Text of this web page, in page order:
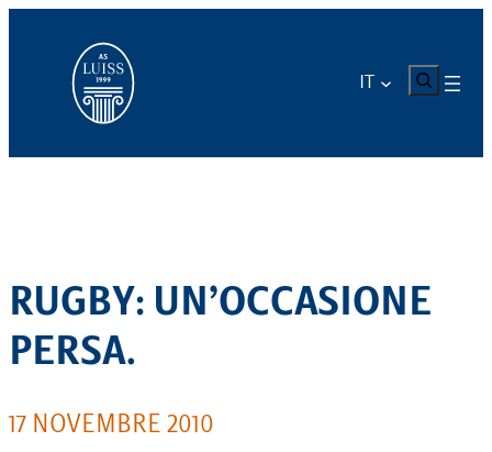
contenuto
CERCA
RUGBY: UN’OCCASIONE
PERSA.
17 NOVEMBRE 2010